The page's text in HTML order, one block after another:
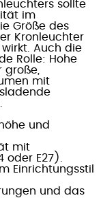
sollte
im
Größe des
Kronleuchter
Auch die
Rolle: Hohe
große,
mit
und
mit
oder E27).
Einrichtungsstil
und das